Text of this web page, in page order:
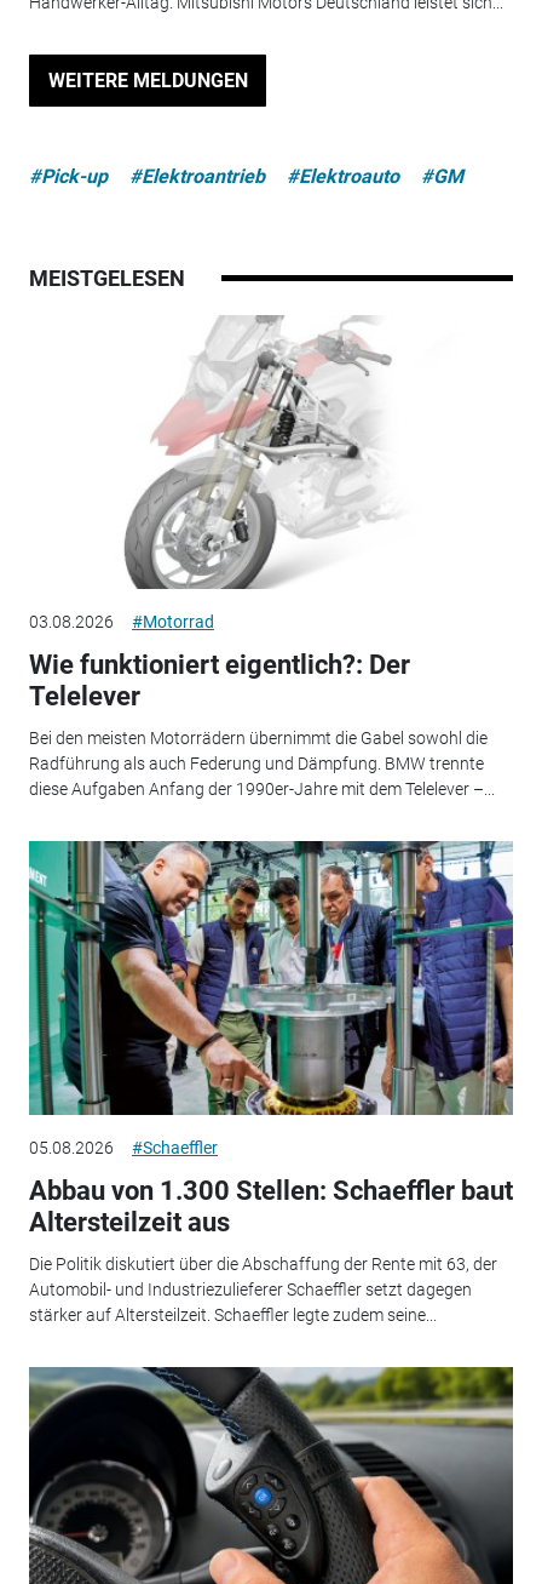
WEITERE MELDUNGEN
#Pick-up #Elektroantrieb #Elektroauto #GM
MEISTGELESEN
03.08.2026 #Motorrad
Wie funktioniert eigentlich?: Der
Telelever
Bei den meisten Motorrädern übernimmt die Gabel sowohl die
Radführung als auch Federung und Dämpfung. BMW trennte
diese Aufgaben Anfang der 1990er-Jahre mit dem Telelever –...
05.08.2026 #Schaeffler
Abbau von 1.300 Stellen: Schaeffler baut
Altersteilzeit aus
Die Politik diskutiert über die Abschaffung der Rente mit 63, der
Automobil- und Industriezulieferer Schaeffler setzt dagegen
stärker auf Altersteilzeit. Schaeffler legte zudem seine...